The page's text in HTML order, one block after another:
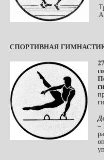
СПОРТИВНАЯ
–